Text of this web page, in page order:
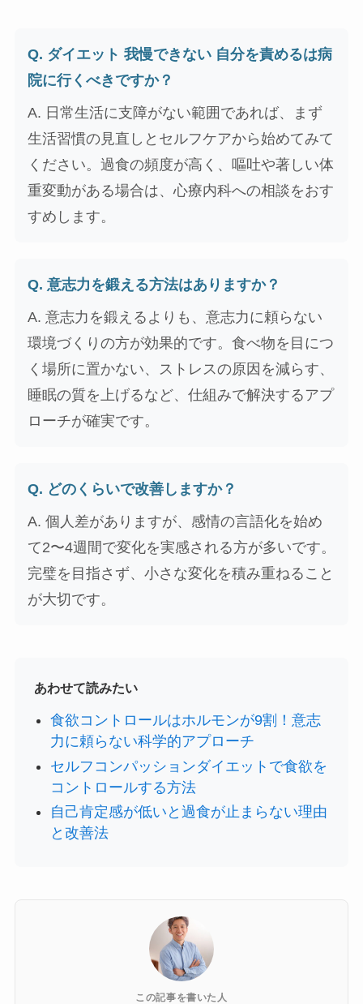
Q. ダイエット 我慢できない 自分を責めるは病
院に行くべきですか？
A. 日常生活に支障がない範囲であれば、まず
生活習慣の見直しとセルフケアから始めてみて
ください。過食の頻度が高く、嘔吐や著しい体
重変動がある場合は、心療内科への相談をおす
すめします。
Q. 意志力を鍛える方法はありますか？
A. 意志力を鍛えるよりも、意志力に頼らない
環境づくりの方が効果的です。食べ物を目につ
く場所に置かない、ストレスの原因を減らす、
睡眠の質を上げるなど、仕組みで解決するアプ
ローチが確実です。
Q. どのくらいで改善しますか？
A. 個人差がありますが、感情の言語化を始め
て2〜4週間で変化を実感される方が多いです。
完璧を目指さず、小さな変化を積み重ねること
が大切です。
あわせて読みたい
食欲コントロールはホルモンが9割！意志
力に頼らない科学的アプローチ
セルフコンパッションダイエットで食欲を
コントロールする方法
自己肯定感が低いと過食が止まらない理由
と改善法
この記事を書いた人